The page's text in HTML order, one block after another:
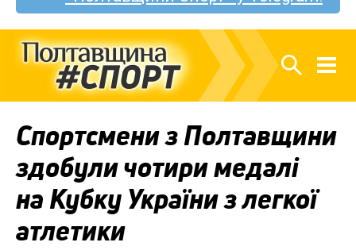
Спортсмени з Полтавщини
здобули чотири медалі
на Кубку України з легкої
атлетики